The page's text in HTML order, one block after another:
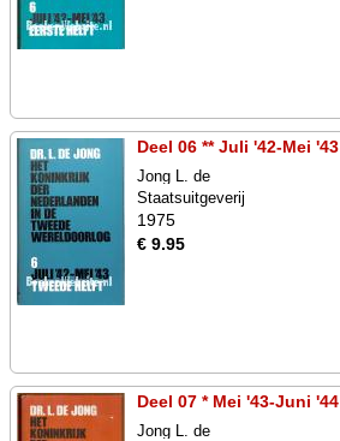
Deel 06 ** Juli '42-Mei '43
Jong L. de
Staatsuitgeverij
1975
€ 9.95
Deel 07 * Mei '43-Juni '44
Jong L. de